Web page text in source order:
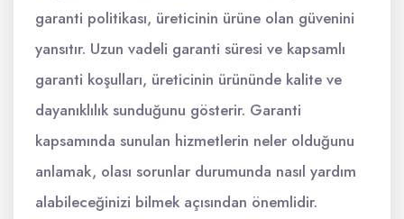
garanti politikası, üreticinin ürüne olan güvenini
yansıtır. Uzun vadeli garanti süresi ve kapsamlı
garanti koşulları, üreticinin ürününde kalite ve
dayanıklılık sunduğunu gösterir. Garanti
kapsamında sunulan hizmetlerin neler olduğunu
anlamak, olası sorunlar durumunda nasıl yardım
alabileceğinizi bilmek açısından önemlidir.